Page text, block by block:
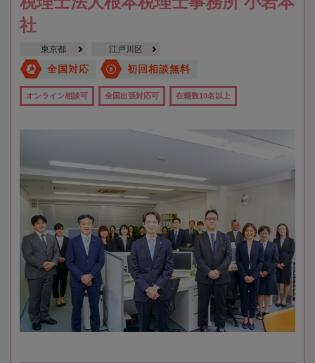
社
東京都 江戸川区
全国対応 初回相談無料
オンライン相談可 全国出張対応可 在籍数10名以上